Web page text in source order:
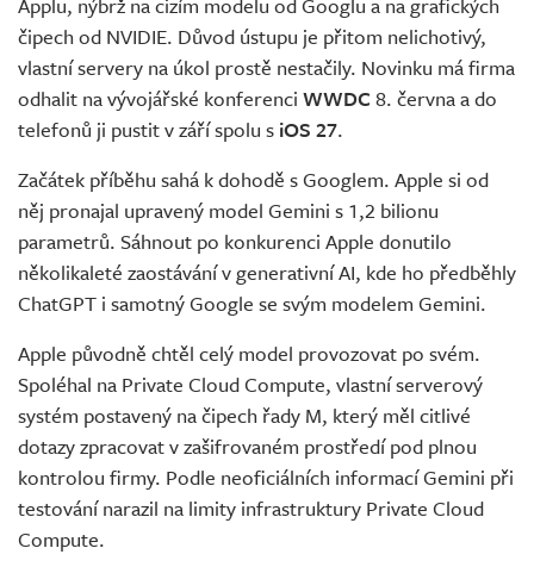
čipech od NVIDIE. Důvod ústupu je přitom nelichotivý,
vlastní servery na úkol prostě nestačily. Novinku má firma
odhalit na vývojářské konferenci WWDC 8. června a do
telefonů ji pustit v září spolu s iOS 27.
Začátek příběhu sahá k dohodě s Googlem. Apple si od
něj pronajal upravený model Gemini s 1,2 bilionu
parametrů. Sáhnout po konkurenci Apple donutilo
několikaleté zaostávání v generativní AI, kde ho předběhly
ChatGPT i samotný Google se svým modelem Gemini.
Apple původně chtěl celý model provozovat po svém.
Spoléhal na Private Cloud Compute, vlastní serverový
systém postavený na čipech řady M, který měl citlivé
dotazy zpracovat v zašifrovaném prostředí pod plnou
kontrolou firmy. Podle neoficiálních informací Gemini při
testování narazil na limity infrastruktury Private Cloud
Compute.